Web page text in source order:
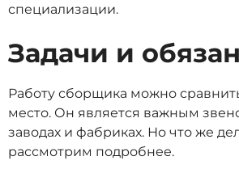
специализации.
Задачи и
Работу сборщика можно
место. Он является важным
заводах и фабриках. Но что же
рассмотрим подробнее.